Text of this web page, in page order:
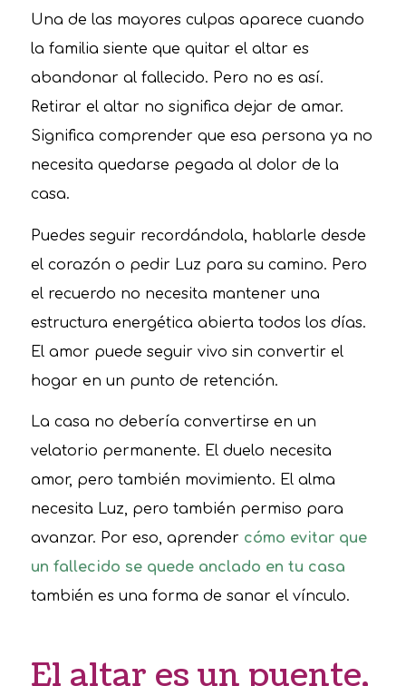
Una de las mayores culpas aparece cuando
la familia siente que quitar el altar es
abandonar al fallecido. Pero no es así.
Retirar el altar no significa dejar de amar.
Significa comprender que esa persona ya no
necesita quedarse pegada al dolor de la
casa.
Puedes seguir recordándola, hablarle desde
el corazón o pedir Luz para su camino. Pero
el recuerdo no necesita mantener una
estructura energética abierta todos los días.
El amor puede seguir vivo sin convertir el
hogar en un punto de retención.
La casa no debería convertirse en un
velatorio permanente. El duelo necesita
amor, pero también movimiento. El alma
necesita Luz, pero también permiso para
avanzar. Por eso, aprender cómo evitar que
un fallecido se quede anclado en tu casa
también es una forma de sanar el vínculo.
El altar es un puente,